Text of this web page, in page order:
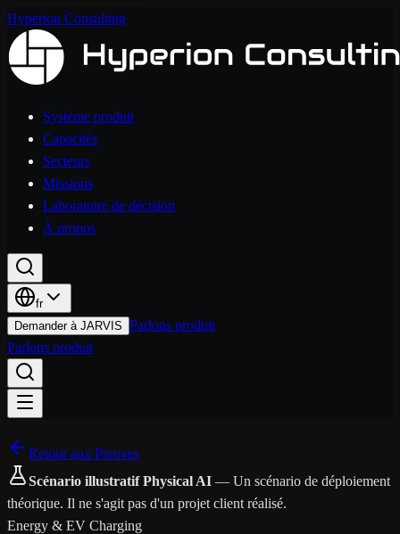
Hyperion Consulting
Système produit
Capacités
Secteurs
Missions
Laboratoire de décision
À propos
fr
Demander à JARVIS Parlons produit
Parlons produit
Retour aux Preuves
Scénario illustratif Physical AI — Un scénario de déploiement
théorique. Il ne s'agit pas d'un projet client réalisé.
Energy & EV Charging